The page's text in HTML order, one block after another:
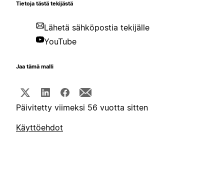
Tietoja tästä tekijästä
Lähetä sähköpostia tekijälle
YouTube
Jaa tämä malli
Päivitetty viimeksi 56 vuotta sitten
Käyttöehdot